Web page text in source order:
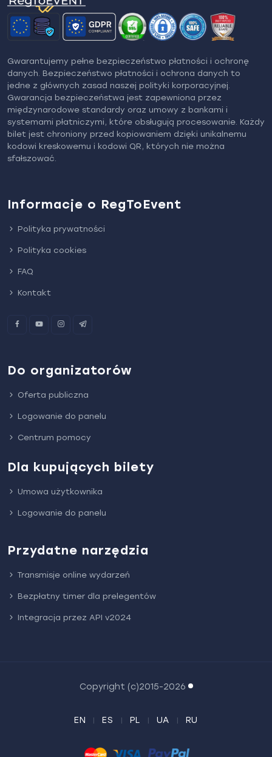
Gwarantujemy pełne bezpieczeństwo płatności i ochronę
danych. Bezpieczeństwo płatności i ochrona danych to
jedne z głównych zasad naszej polityki korporacyjnej.
Gwarancja bezpieczeństwa jest zapewniona przez
międzynarodowe standardy oraz umowy z bankami i
systemami płatniczymi, które obsługują procesowanie. Każdy
bilet jest chroniony przed kopiowaniem dzięki unikalnemu
kodowi kreskowemu i kodowi QR, których nie można
sfałszować.
Informacje o RegToEvent
Polityka prywatności
Polityka cookies
FAQ
Kontakt
Do organizatorów
Oferta publiczna
Logowanie do panelu
Centrum pomocy
Dla kupujących bilety
Umowa użytkownika
Logowanie do panelu
Przydatne narzędzia
Transmisje online wydarzeń
Bezpłatny timer dla prelegentów
Integracja przez API v2024
Copyright (c)2015-2026
EN ES PL UA RU